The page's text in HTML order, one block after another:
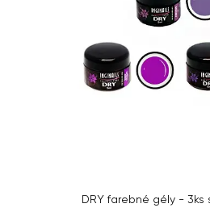
DRY farebné gély - 3ks